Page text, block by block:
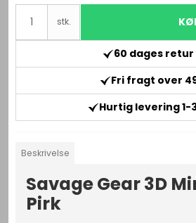
stk.
60 dages
Fri fragt over
Hurtig levering 1-
Beskrivelse
Savage Gear 3D
Pirk